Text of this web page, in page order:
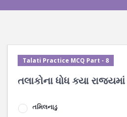
Talati Practice MCQ Part - 8
તલાકોના ધોધ ક્યા
તમિલનાડુ